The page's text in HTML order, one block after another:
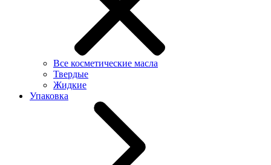
Все косметические масла
Твердые
Жидкие
Упаковка